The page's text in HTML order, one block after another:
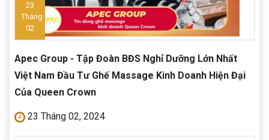
23
Tháng
02
Apec Group - Tập Đoàn BĐS Nghỉ Dưỡng Lớn Nhất
Việt Nam Đầu Tư Ghế Massage Kinh Doanh Hiện Đại
Của Queen Crown
23 Tháng 02, 2024